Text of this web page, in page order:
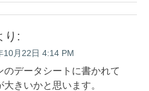
り:
10月22日 4:14 PM
のデータシートに書かれて
きいかと思います。